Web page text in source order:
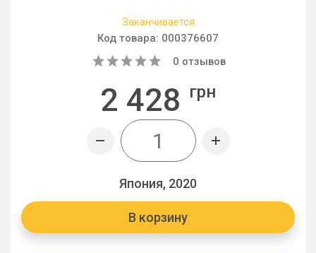
Заканчивается
Код товара: 000376607
0 отзывов
2 428 грн
Япония, 2020
В корзину